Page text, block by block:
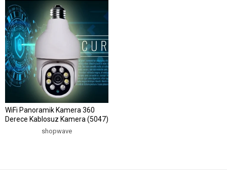
WiFi Panoramik Kamera 360
Derece Kablosuz Kamera (5047)
shopwave